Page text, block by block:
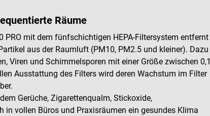
Räume
mit dem fünfschichtigen HEPA-Filtersystem entfernt
aus der Raumluft (PM10, PM2.5 und kleiner). Dazu
Viren und Schimmelsporen mit einer Größe zwischen 0,1
Ausstattung des Filters wird deren Wachstum im Filter
Gerüche, Zigarettenqualm, Stickoxide,
in vollen Büros und Praxisräumen ein gesundes Klima